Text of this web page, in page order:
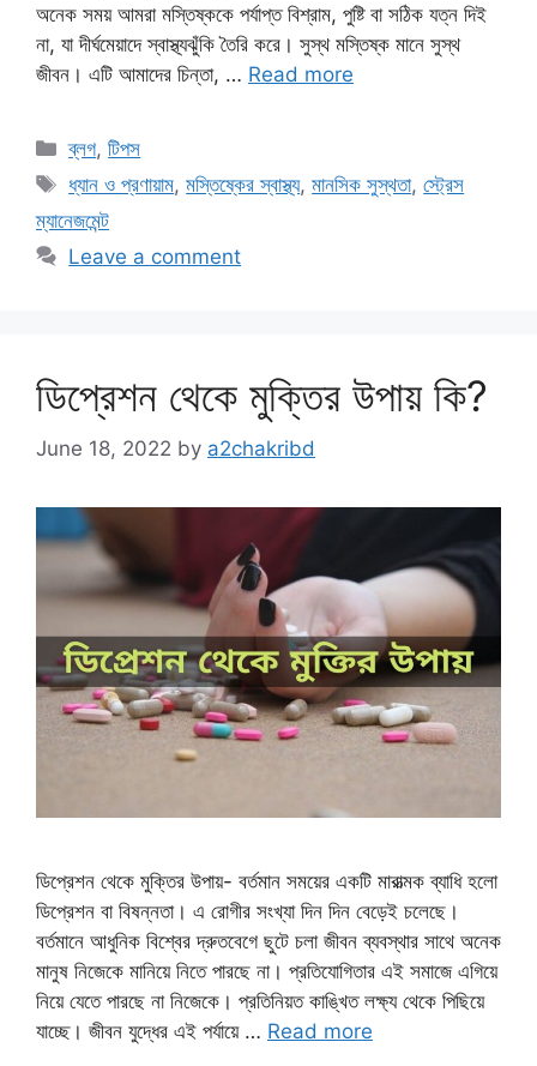
অনেক সময় আমরা মস্তিষ্ককে পর্যাপ্ত বিশ্রাম, পুষ্টি বা সঠিক যত্ন দিই
না, যা দীর্ঘমেয়াদে স্বাস্থ্যঝুঁকি তৈরি করে। সুস্থ মস্তিষ্ক মানে সুস্থ
জীবন। এটি আমাদের চিন্তা, … Read more
Categories
ব্লগ,টিপস
Tags
ধ্যান ও প্রণায়াম,মস্তিষ্কের স্বাস্থ্য,মানসিক সুস্থতা,স্ট্রেস
ম্যানেজমেন্ট
Leave a comment
ডিপ্রেশন থেকে মুক্তির উপায় কি?
June 18, 2022 by a2chakribd
ডিপ্রেশন থেকে মুক্তির উপায়- বর্তমান সময়ের একটি মারাত্মক ব্যাধি হলো
ডিপ্রেশন বা বিষন্নতা। এ রোগীর সংখ্যা দিন দিন বেড়েই চলেছে।
বর্তমানে আধুনিক বিশ্বের দ্রুতবেগে ছুটে চলা জীবন ব্যবস্থার সাথে অনেক
মানুষ নিজেকে মানিয়ে নিতে পারছে না। প্রতিযোগিতার এই সমাজে এগিয়ে
নিয়ে যেতে পারছে না নিজেকে। প্রতিনিয়ত কাঙ্খিত লক্ষ্য থেকে পিছিয়ে
যাচ্ছে। জীবন যুদ্ধের এই পর্যায়ে … Read more